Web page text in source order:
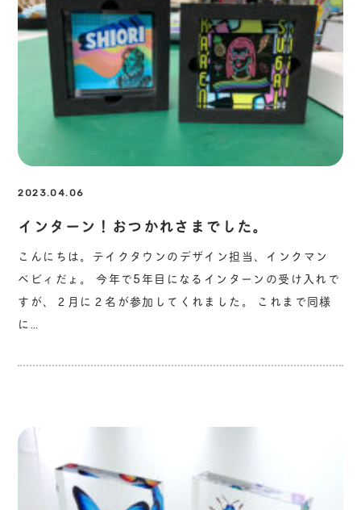
2023.04.06
インターン！おつかれさまでした。
こんにちは。テイクタウンのデザイン担当、インクマン
ベビィだょ。 今年で5年目になるインターンの受け入れで
すが、２月に２名が参加してくれました。 これまで同様
に…